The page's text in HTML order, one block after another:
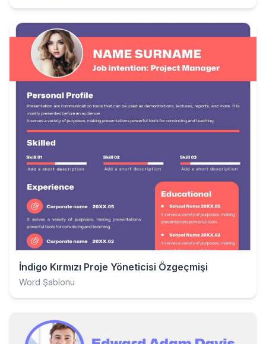
İndigo Kırmızı Proje Yöneticisi Özgeçmişi
Word Şablonu